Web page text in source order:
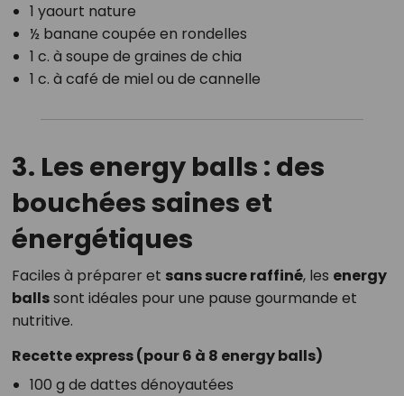
1 yaourt nature
½ banane coupée en rondelles
1 c. à soupe de graines de chia
1 c. à café de miel ou de cannelle
3. Les energy balls : des
bouchées saines et
énergétiques
Faciles à préparer et sans sucre raffiné, les energy
ballssont idéales pour une pause gourmande et
nutritive.
Recette express (pour 6 à 8 energy balls)
100 g de dattes dénoyautées